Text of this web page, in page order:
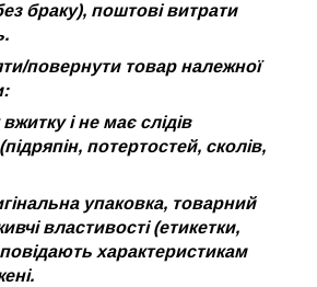
браку), поштові витрати
повернути товар належної
і не має слідів
потертостей, сколів,
упаковка, товарний
властивості (етикетки,
характеристикам